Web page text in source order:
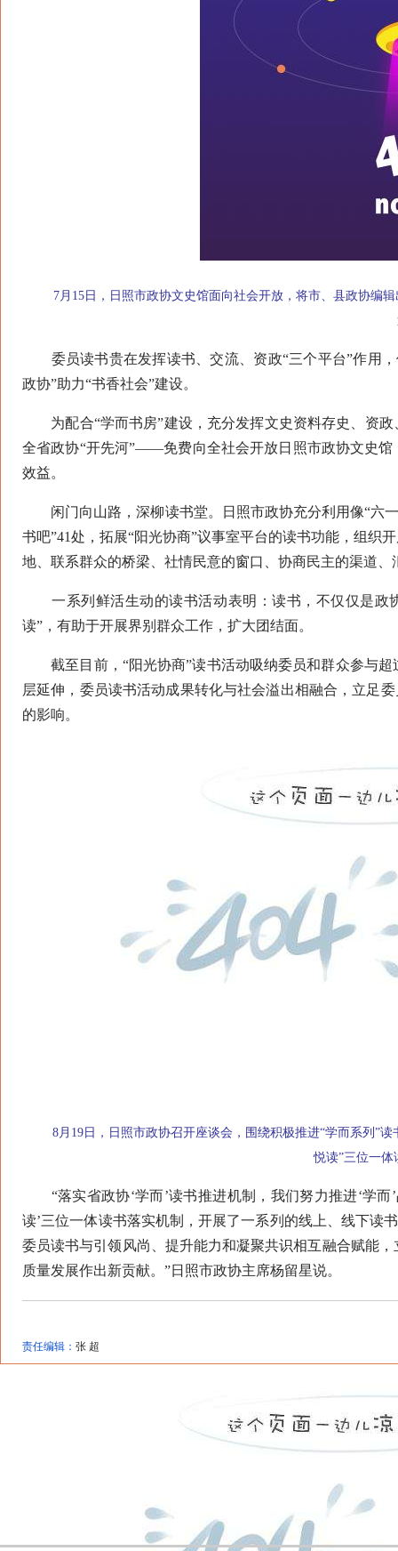
7月15日，日照市政协文史馆面向社会开放，将市、县政协编
委员读书贵在发挥读书、交流、资政“三个平台”作用，
政协”助力“书香社会”建设。
为配合“学而书房”建设，充分发挥文史资料存史、资政
全省政协“开先河”——免费向全社会开放日照市政协文史馆
效益。
闲门向山路，深柳读书堂。日照市政协充分利用像“六一
书吧”41处，拓展“阳光协商”议事室平台的读书功能，组织
地、联系群众的桥梁、社情民意的窗口、协商民主的渠道、
一系列鲜活生动的读书活动表明：读书，不仅仅是政
读”，有助于开展界别群众工作，扩大团结面。
截至目前，“阳光协商”读书活动吸纳委员和群众参与超
层延伸，委员读书活动成果转化与社会溢出相融合，立足
的影响。
8月19日，日照市政协召开座谈会，围绕积极推进“学而系列”读
悦读”三位一
“落实省政协‘学而’读书推进机制，我们努力推进‘学而
读’三位一体读书落实机制，开展了一系列的线上、线下读
委员读书与引领风尚、提升能力和凝聚共识相互融合赋能
质量发展作出新贡献。”日照市政协主席杨留星说。
责任编辑： 张 超